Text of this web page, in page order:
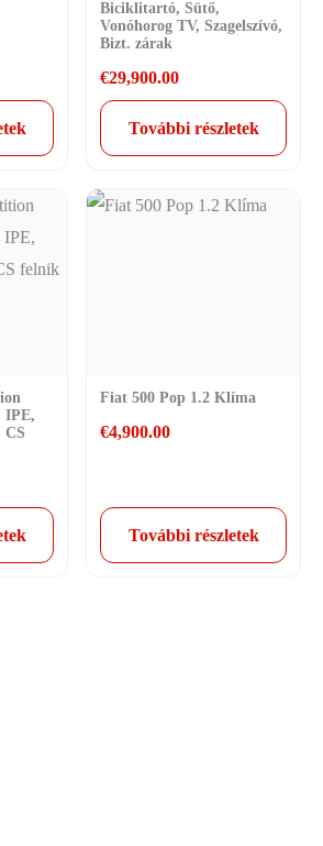
Biciklitartó, Sütő,
Vonóhorog TV, Szagelszívó,
Bizt. zárak
€29,900.00
További részletek
IPE,
Fiat 500 Pop 1.2 Klíma
€4,900.00
További részletek